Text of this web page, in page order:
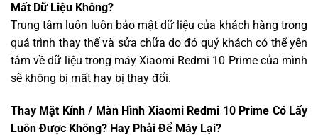
Mất Dữ Liệu Không?
Trung tâm luôn luôn bảo mật dữ liệu của khách hàng trong
quá trình thay thế và sửa chữa do đó quý khách có thể yên
tâm về dữ liệu trong máy Xiaomi Redmi 10 Prime của mình
sẽ không bị mất hay bị thay đổi.
Thay Mặt Kính / Màn Hình Xiaomi Redmi 10 Prime Có Lấy
Luôn Được Không? Hay Phải Để Máy Lại?